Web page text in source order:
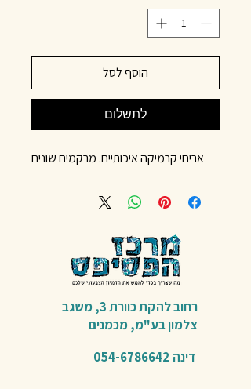
הוסף לסל
לתשלום
אריחי קרמיקה איכותיים. מרקמים שונים
רחוב להקת כוורת 3,
משגב
צלמון בע"מ,מכמנים​
דינה 054-6786642